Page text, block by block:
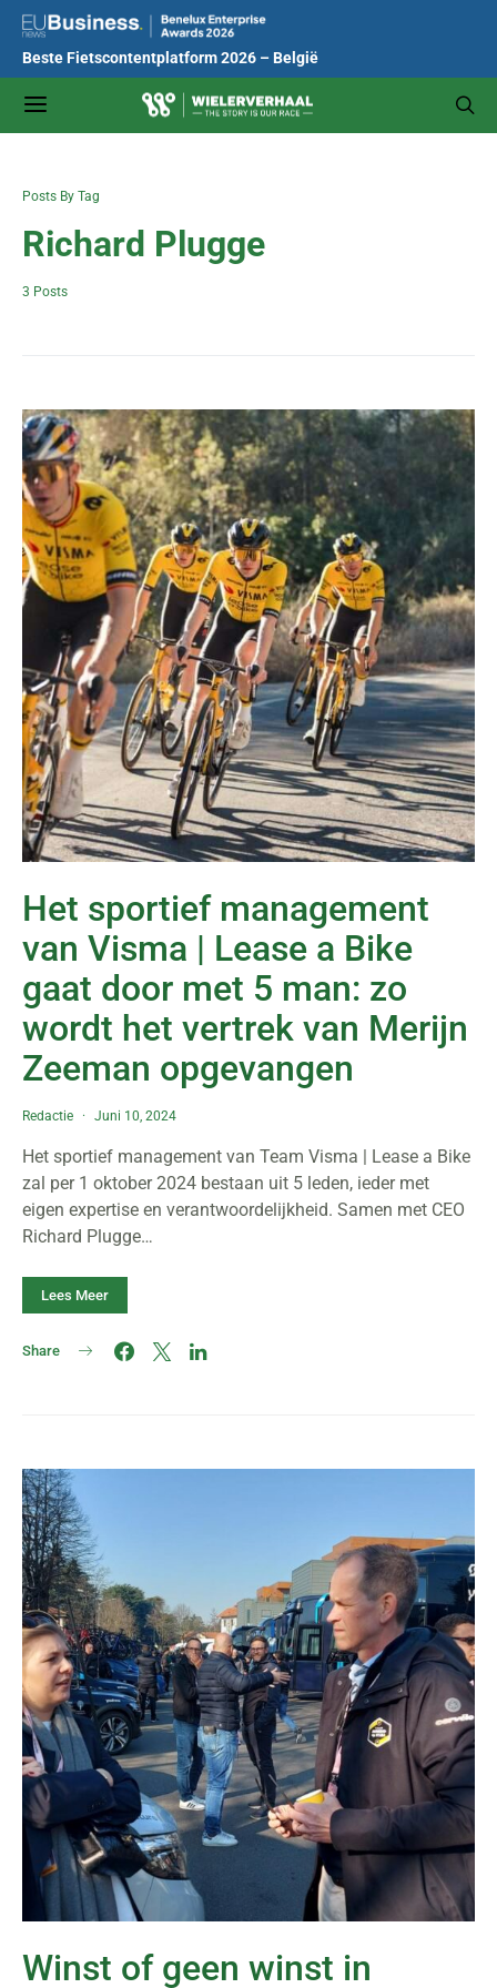
Beste Fietscontentplatform 2026 – België
Posts By Tag
Richard Plugge
3 Posts
Het sportief management
van Visma | Lease a Bike
gaat door met 5 man: zo
wordt het vertrek van Merijn
Zeeman opgevangen
Redactie Juni 10, 2024
Het sportief management van Team Visma | Lease a Bike
zal per 1 oktober 2024 bestaan uit 5 leden, ieder met
eigen expertise en verantwoordelijkheid. Samen met CEO
Richard Plugge…
Lees Meer
Share
Winst of geen winst in